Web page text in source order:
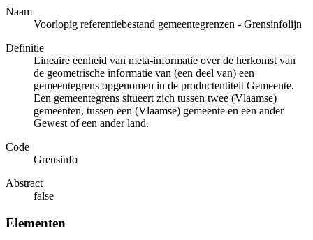
Naam
Voorlopig referentiebestand gemeentegrenzen - Grensinfolijn
Definitie
Lineaire eenheid van meta-informatie over de herkomst van
de geometrische informatie van (een deel van) een
gemeentegrens opgenomen in de productentiteit Gemeente.
Een gemeentegrens situeert zich tussen twee (Vlaamse)
gemeenten, tussen een (Vlaamse) gemeente en een ander
Gewest of een ander land.
Code
Grensinfo
Abstract
false
Elementen